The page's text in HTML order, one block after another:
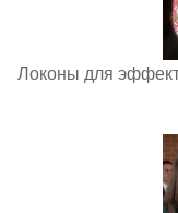
Локоны для